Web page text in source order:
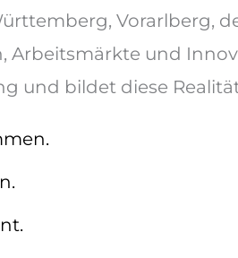
Vorarlberg,
und
und bildet diese